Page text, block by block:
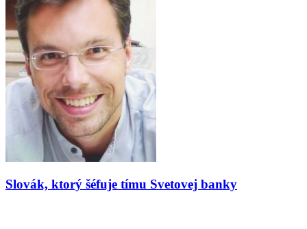
Slovák, ktorý šéfuje tímu Svetovej banky